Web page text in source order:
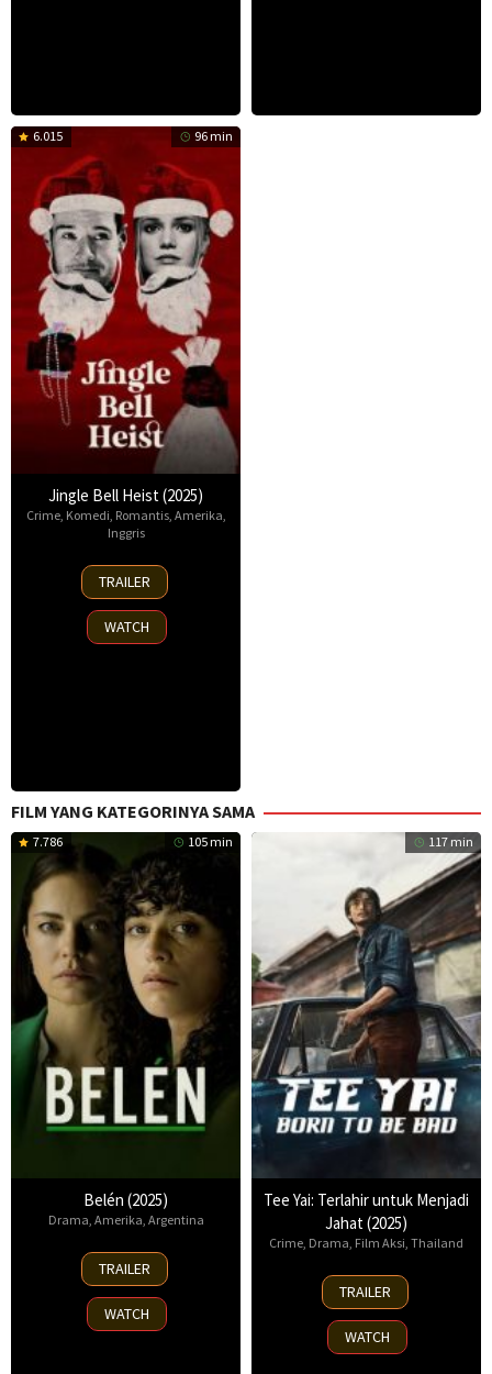
6.015 96 min
Jingle Bell Heist (2025)
Crime, Komedi Romantis, Amerika
Inggris
25
Nov
2025
TRAILER
WATCH
FILM YANG KATEGORINYA SAMA
7.786 105 min
Belén (2025)
Drama, Amerika, Argentina
18
Sep
2025
TRAILER
WATCH
117 min
Tee Yai: Terlahir untuk Menjadi
Jahat (2025)
Crime, Drama, Film Aksi, Thailand
13
Nov
2025
TRAILER
WATCH